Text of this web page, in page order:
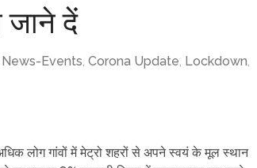
जाने दें
News-Events, Corona Update, Lockdown,
लोग गांवों में मेट्रो शहरों से अपने स्वयं के मूल स्थान